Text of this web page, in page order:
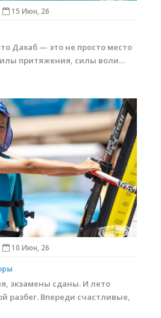
15 Июн, 26
Дахаб — это не просто место
притяжения, силы воли…
10 Июн, 26
экзамены сданы. И лето
разбег. Впереди счастливые,